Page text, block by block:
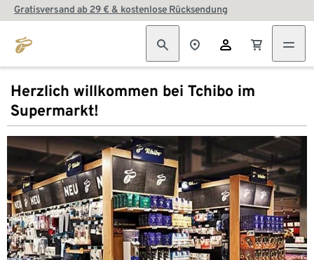
Gratisversand ab 29 € & kostenlose Rücksendung
Herzlich willkommen bei Tchibo im
Supermarkt!